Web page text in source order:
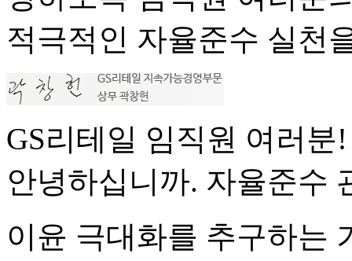
적극적인 자율준수 실천
GS리테일 임직원 여러분!
안녕하십니까. 자율준수
이윤 극대화를 추구하는